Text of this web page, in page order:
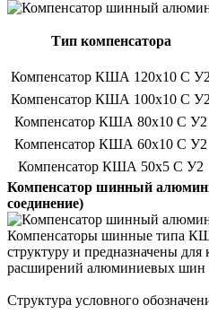
Тип компенсатора
Компенсатор КША 120x10 С У2
Компенсатор КША 100x10 С У2
Компенсатор КША 80x10 С У2
Компенсатор КША 60x10 С У2
Компенсатор КША 50x5 С У2
Компенсатор шинный
соединение)
Компенсаторы шинные типа
структуру и предназначены
расширений алюминиевых шин
Структура условного